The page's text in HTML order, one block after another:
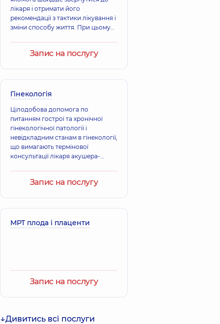
лікаря і отримати його
рекомендації з тактики лікування і
зміни способу життя. При цьому
Запис на послугу
Гінекологія
Цілодобова допомога по
питанням гострої та хронічної
гінекологічної патології і
невідкладним станам в гінекології,
що вимагають термінової
консультації лікаря акушера-
Запис на послугу
МРТ плода і плаценти
Запис на послугу
Дивитись всі послуги